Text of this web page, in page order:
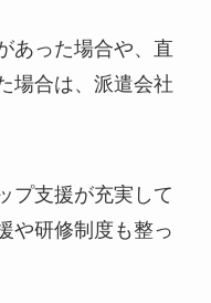
あった場合や、直
場合は、派遣会社
プ支援が充実して
や研修制度も整っ